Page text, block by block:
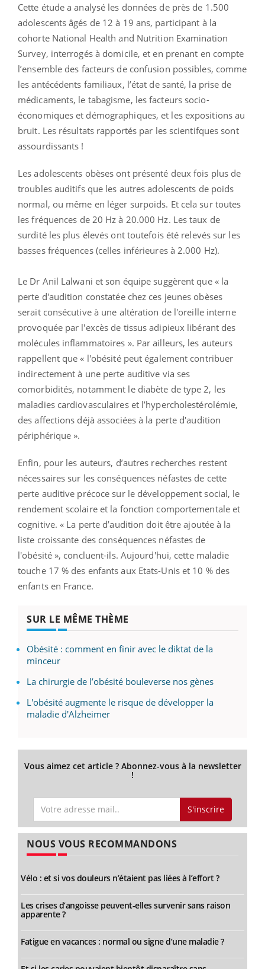
Cette étude a analysé les données de près de 1.500
adolescents âgés de 12 à 19 ans, participant à la
cohorte National Health and Nutrition Examination
Survey, interrogés à domicile, et en prenant en compte
l’ensemble des facteurs de confusion possibles, comme
les antécédents familiaux, l’état de santé, la prise de
médicaments, le tabagisme, les facteurs socio-
économiques et démographiques, et les expositions au
bruit. Les résultats rapportés par les scientifques sont
assourdissants !
Les adolescents obèses ont présenté deux fois plus de
troubles auditifs que les autres adolescents de poids
normal, ou même en léger surpoids. Et cela sur toutes
les fréquences de 20 Hz à 20.000 Hz. Les taux de
surdité les plus élevés ont toutefois été relevés sur les
basses fréquences (celles inférieures à 2.000 Hz).
Le Dr Anil Lalwani et son équipe suggèrent que « la
perte d'audition constatée chez ces jeunes obèses
serait consécutive à une altération de l'oreille interne
provoquée par l'excès de tissus adipieux libérant des
molécules inflammatoires ». Par ailleurs, les auteurs
rappellent que « l'obésité peut également contribuer
indirectement à une perte auditive via ses
comorbidités, notamment le diabète de type 2, les
maladies cardiovasculaires et l’hypercholestérolémie,
des affections déjà associées à la perte d'audition
périphérique ».
Enfin, pour les auteurs, d’autres recherches restent
nécessaires sur les conséquences néfastes de cette
perte auditive précoce sur le développement social, le
rendement scolaire et la fonction comportementale et
cognitive. « La perte d’audition doit être ajoutée à la
liste croissante des conséquences néfastes de
l'obésité », concluent-ils. Aujourd'hui, cette maladie
touche 17 % des enfants aux Etats-Unis et 10 % des
enfants en France.
SUR LE MÊME THÈME
Obésité : comment en finir avec le diktat de la
minceur
La chirurgie de l’obésité bouleverse nos gènes
L'obésité augmente le risque de développer la
maladie d'Alzheimer
Vous aimez cet article ? Abonnez-vous à la newsletter
!
S'inscrire
NOUS VOUS RECOMMANDONS
Vélo : et si vos douleurs n’étaient pas liées à l’effort ?
Les crises d’angoisse peuvent-elles survenir sans raison
apparente ?
Fatigue en vacances : normal ou signe d’une maladie ?